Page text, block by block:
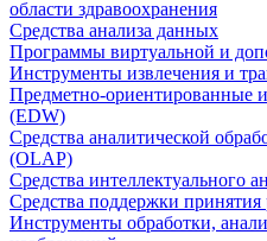
области здравоохранения
Средства анализа данных
Программы виртуальной и
Инструменты извлечения и
Предметно-ориентированные
(EDW)
Средства аналитической
(OLAP)
Средства интеллектуального
Средства поддержки
Инструменты обработки,